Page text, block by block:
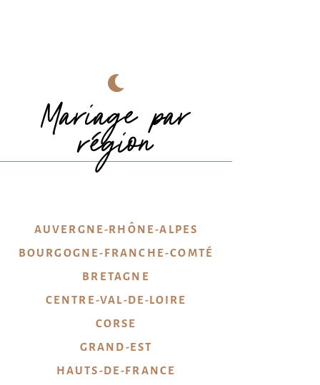
Mariage par
région
AUVERGNE-RHÔNE-ALPES
BOURGOGNE-FRANCHE-COMTÉ
BRETAGNE
CENTRE-VAL-DE-LOIRE
CORSE
GRAND-EST
HAUTS-DE-FRANCE